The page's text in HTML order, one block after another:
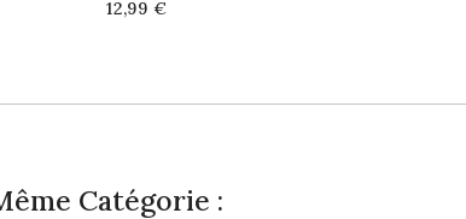
Price
12,99 €
Catégorie :